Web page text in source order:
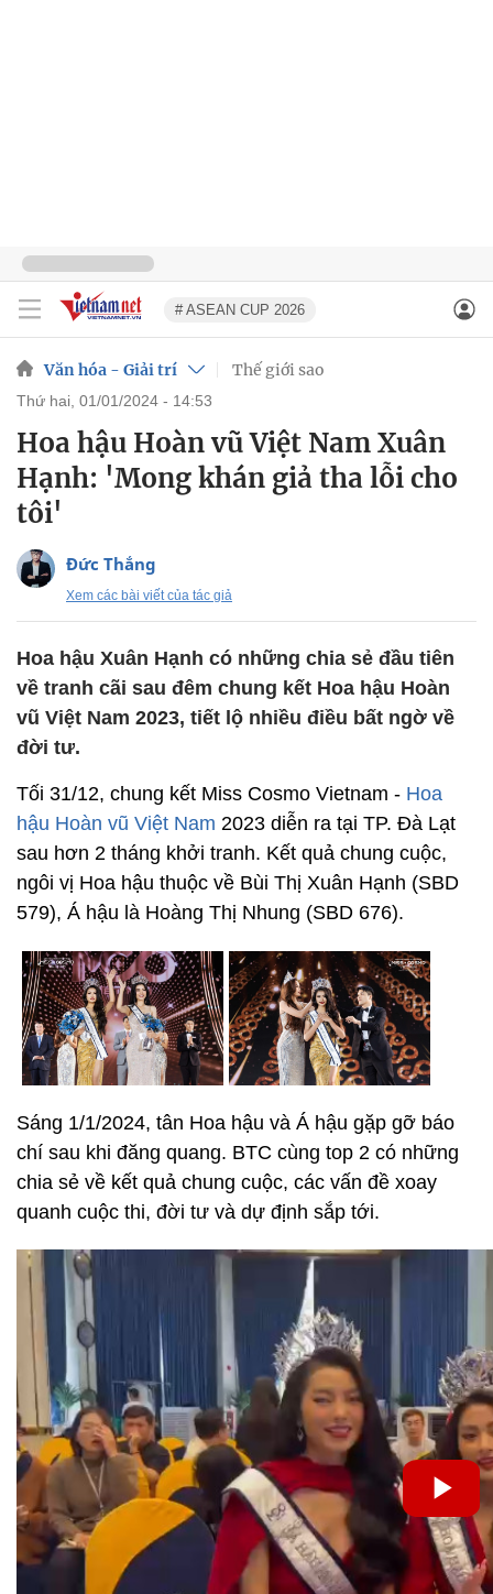
# ASEAN CUP 2026
Văn hóa - Giải trí Thế giới sao
thứ hai, 01/01/2024 - 14:53
Hoa hậu Hoàn vũ Việt Nam Xuân
Hạnh: 'Mong khán giả tha lỗi cho
tôi'
Đức Thắng
Xem các bài viết của tác giả
Hoa hậu Xuân Hạnh có những chia sẻ đầu tiên
về tranh cãi sau đêm chung kết Hoa hậu Hoàn
vũ Việt Nam 2023, tiết lộ nhiều điều bất ngờ về
đời tư.
Tối 31/12, chung kết Miss Cosmo Vietnam - Hoa
hậu Hoàn vũ Việt Nam 2023 diễn ra tại TP. Đà Lạt
sau hơn 2 tháng khởi tranh. Kết quả chung cuộc,
ngôi vị Hoa hậu thuộc về Bùi Thị Xuân Hạnh (SBD
579), Á hậu là Hoàng Thị Nhung (SBD 676).
Sáng 1/1/2024, tân Hoa hậu và Á hậu gặp gỡ báo
chí sau khi đăng quang. BTC cùng top 2 có những
chia sẻ về kết quả chung cuộc, các vấn đề xoay
quanh cuộc thi, đời tư và dự định sắp tới.